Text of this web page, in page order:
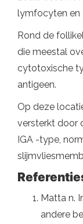
lymfocyten en
Rond de
die meestal
cytotoxische
antigeen.
Op deze
versterkt door
IGA -type,
Matta n.
andere